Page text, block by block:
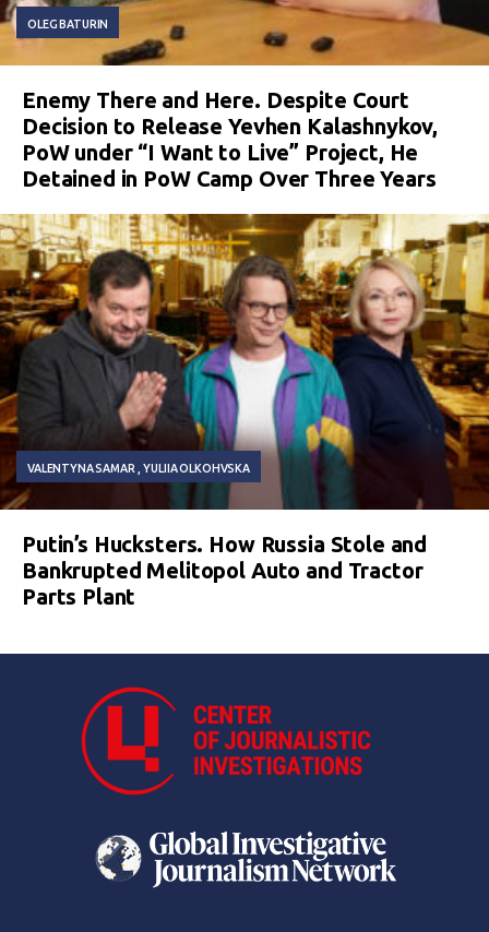
OLEG BATURIN
Enemy There and Here. Despite Court
Decision to Release Yevhen Kalashnykov,
PoW under “I Want to Live” Project, He
Detained in PoW Camp Over Three Years
VALENTYNA SAMAR YULIIA OLKOHVSKA
Putin’s Hucksters. How Russia Stole and
Bankrupted Melitopol Auto and Tractor
Parts Plant